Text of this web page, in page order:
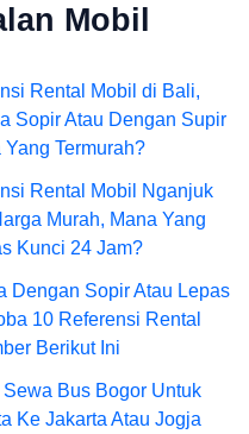
Mobil
Rental Mobil di Bali,
Sopir Atau Dengan Supir
Termurah?
Rental Mobil Nganjuk
Murah, Mana Yang
Kunci 24 Jam?
Dengan Sopir Atau Lepas
10 Referensi Rental
Berikut Ini
Bus Bogor Untuk
Ke Jakarta Atau Jogja